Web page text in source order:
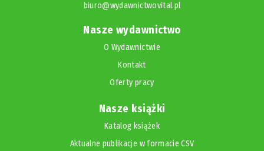
biuro@wydawnictwovital.pl
Nasze wydawnictwo
O Wydawnictwie
Kontakt
Oferty pracy
Nasze książki
Katalog książek
Aktualne publikacje w formacie CSV